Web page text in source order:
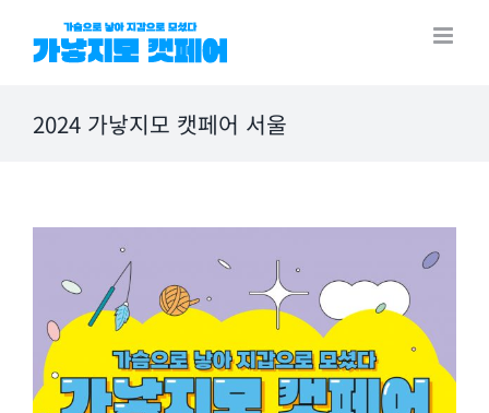
2024 가낳지모 캣페어 서울